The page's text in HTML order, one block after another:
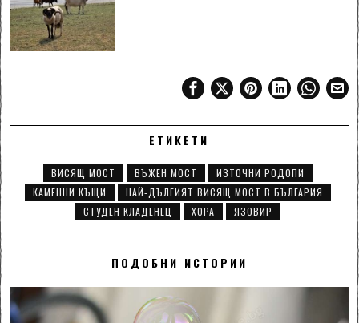
ЕТИКЕТИ
ВИСЯЩ МОСТ ВЪЖЕН МОСТ
ИЗТОЧНИ РОДОПИ
КАМЕННИ КЪЩИ
НАЙ-ДЪЛГИЯТ ВИСЯЩ МОСТ В БЪЛГАРИЯ
СТУДЕН КЛАДЕНЕЦ
ХОРА ЯЗОВИР
ПОДОБНИ ИСТОРИИ